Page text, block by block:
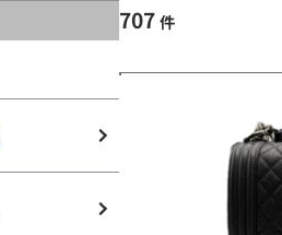
707 件